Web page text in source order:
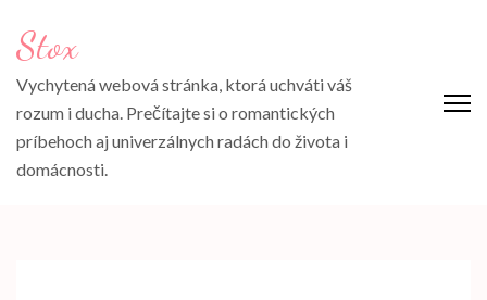
(stiskněte
Enter)
Stox
Vychytená webová stránka, ktorá uchváti váš
rozum i ducha. Prečítajte si o romantických
príbehoch aj univerzálnych radách do života i
domácnosti.